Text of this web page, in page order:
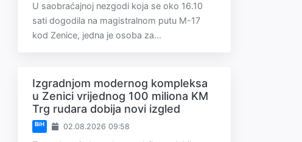
U saobraćajnoj nezgodi koja se oko 16.10
sati dogodila na magistralnom putu M-17
kod Zenice, jedna je osoba za...
Izgradnjom modernog kompleksa
u Zenici vrijednog 100 miliona KM
Trg rudara dobija novi izgled
BiH 02.08.2026 09:58